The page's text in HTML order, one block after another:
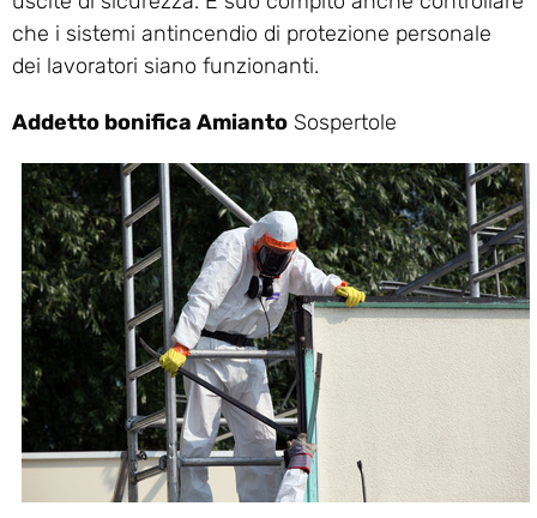
che i sistemi antincendio di protezione personale
dei lavoratori siano funzionanti.
Addetto bonifica Amianto Sospertole